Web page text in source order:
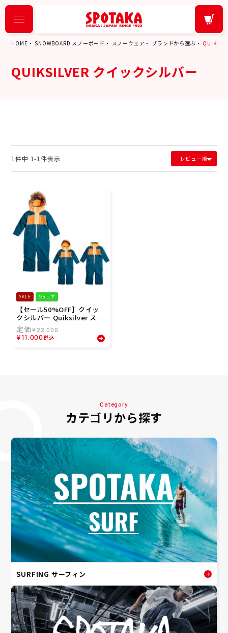
HOME SNOWBOARD スノーボード スノーウェア ブランドから選ぶ
QUIKSILVER クイックシルバー
レビュー順
1件中 1-1件表示
SALE ジュニア
【セール50%OFF】クイッ
クシルバー Quiksilver スノ
ボー スノボ スノーボード ウ
ェア ビブパンツ つなぎ RO
OKIE KIDS SUIT KOC23342
¥ 22,000
¥11,000税込
Category
カテゴリから探す
SURFING サーフィン